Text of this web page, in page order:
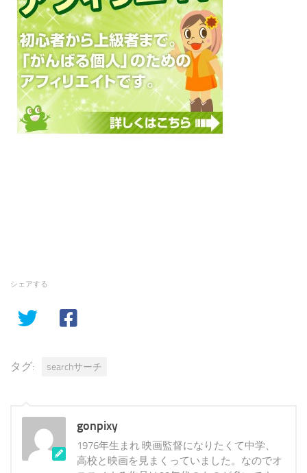
シェアする
タグ: searchサーチ
gonpixy
1976年生まれ 映画監督になりたくて中学、
高校と映画を見まくっていました。なのでオ